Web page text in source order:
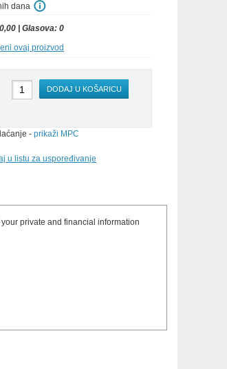
dana
0,00 | Glasova: 0
ovaj proizvod
DODAJ U KOŠARICU
- prikaži MPC
u listu za uspoređivanje
private and financial information